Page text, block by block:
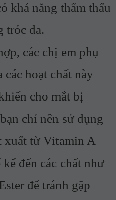
khả năng thẩm thấu
tróc da.
các chị em phụ
hoạt chất này
cho mắt bị
chỉ nên sử dụng
xuất từ Vitamin A
đến các chất như
để tránh gặp